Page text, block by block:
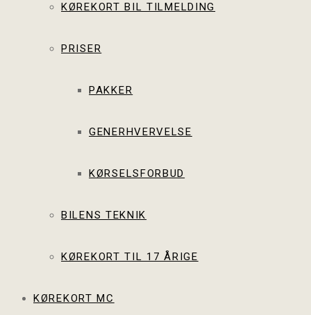
KØREKORT BIL TILMELDING
PRISER
PAKKER
GENERHVERVELSE
KØRSELSFORBUD
BILENS TEKNIK
KØREKORT TIL 17 ÅRIGE
KØREKORT MC